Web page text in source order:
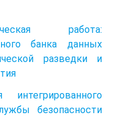
работа:
банка данных
разведки и
интегрированного
безопасности